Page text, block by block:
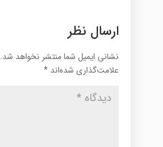
ارسال نظر
نشانی ایمیل شما منتشر نخواهد شد.
علامت‌گذاری شده‌اند *